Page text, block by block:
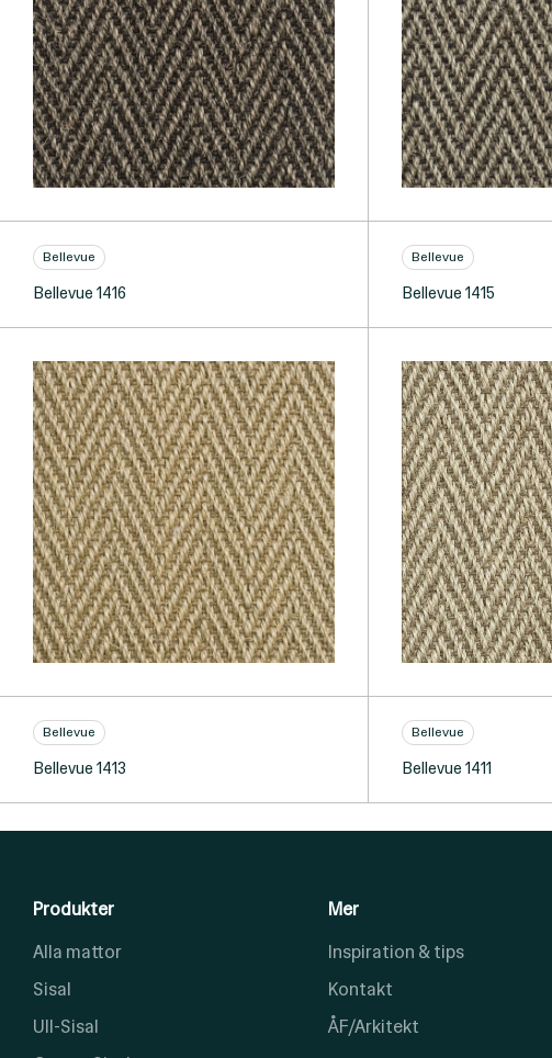
Bellevue
Bellevue 1416
Bellevue
Bellevue 1415
Bellevue
Bellevue 1413
Bellevue
Bellevue 1411
Produkter
Alla mattor
Sisal
Ull-Sisal
Mer
Inspiration & tips
Kontakt
ÅF/Arkitekt